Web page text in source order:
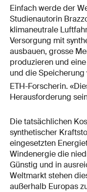
Einfach werde der
Studienautorin
klimaneutrale
Versorgung mit
ausbauen, grosse
produzieren und
und die Speicherung
ETH-Forscherin.
Herausforderung
Die tatsächlichen
synthetischer
eingesetzten
Windenergie die
Günstig und in
Weltmarkt stehen
außerhalb Europas